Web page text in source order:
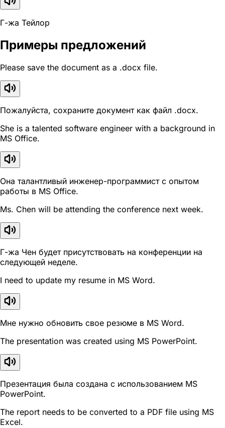
Г-жа Тейлор
Примеры предложений
Please save the document as a .docx file.
Пожалуйста, сохраните документ как файл .docx.
She is a talented software engineer with a background in
MS Office.
Она талантливый инженер-программист с опытом
работы в MS Office.
Ms. Chen will be attending the conference next week.
Г-жа Чен будет присутствовать на конференции на
следующей неделе.
I need to update my resume in MS Word.
Мне нужно обновить свое резюме в MS Word.
The presentation was created using MS PowerPoint.
Презентация была создана с использованием MS
PowerPoint.
The report needs to be converted to a PDF file using MS
Excel.